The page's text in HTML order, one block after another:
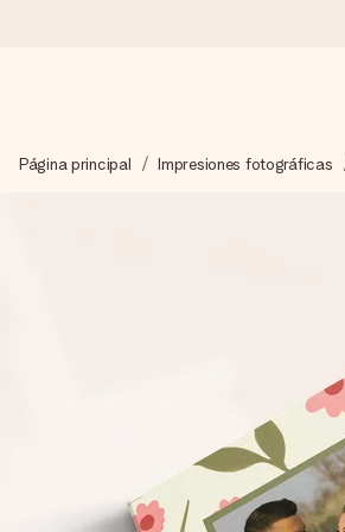
Preparamos tu regalo con cuidado y
Nuestros regalos inspiran. Los
Tarjeta de felicitación
Crea algo único en pocos pasos –
Página principal Impresiones fotográficas